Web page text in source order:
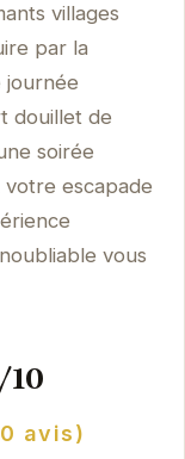
villages
par la
journée
douillet de
soirée
votre escapade
vous
10
avis)